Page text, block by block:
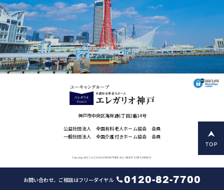
神戸市中央区海岸通6丁目2番14号
お問い合わせ、ご相談はフリーダイヤル 0120-82-7700
公益社団法人 全国有料老人ホーム協会 会員
一般社団法人 全国介護付きホーム協会 会員
Copyright(C) U-CAN LIFEPARTNER ALL RIGHTS RESERVED.